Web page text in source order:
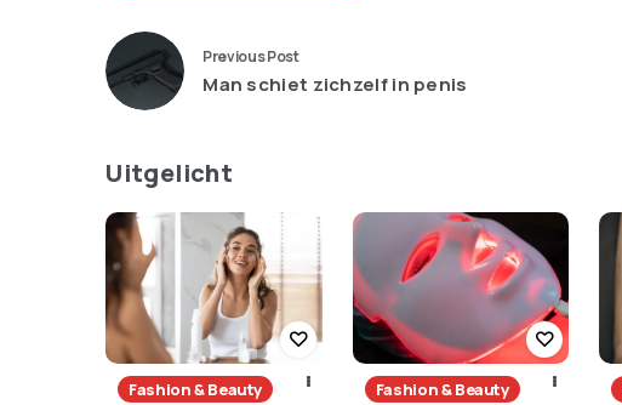
Previous Post
Man schiet zichzelf in penis
Uitgelicht
Fashion & Beauty Fashion & Beauty